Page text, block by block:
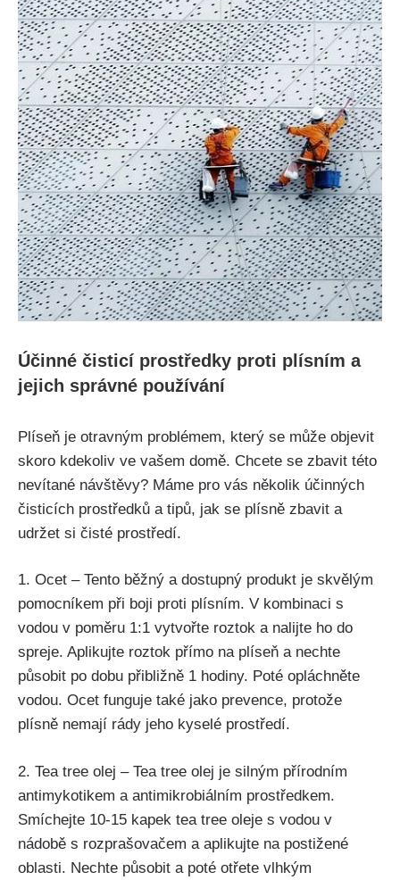
Účinné​ čisticí prostředky proti plísním a
jejich správné používání
Plíseň je otravným problémem, který se může objevit
skoro‍ kdekoliv ve vašem domě. Chcete se zbavit této
nevítané návštěvy? Máme pro vás několik účinných
čisticích prostředků a tipů, jak se plísně zbavit a
udržet si ⁤čisté ‌prostředí.
1. Ocet – Tento běžný a⁣ dostupný produkt je skvělým
pomocníkem při ⁤boji proti‌ plísním. V kombinaci s
vodou v poměru 1:1 vytvořte roztok a nalijte ho do
⁤spreje. Aplikujte roztok přímo na plíseň a nechte
působit po ‌dobu přibližně 1 hodiny. Poté opláchněte
vodou. Ocet funguje také jako⁣ prevence, protože
⁤plísně nemají rády jeho kyselé prostředí.
2. Tea tree‌ olej – Tea tree olej je silným‌ přírodním
antimykotikem a antimikrobiálním prostředkem.
Smíchejte​ 10-15 ⁢kapek tea tree oleje s⁢ vodou v
nádobě⁣ s rozprašovačem a aplikujte na⁣ postižené ​
oblasti. Nechte působit a ⁢poté otřete⁤ vlhkým